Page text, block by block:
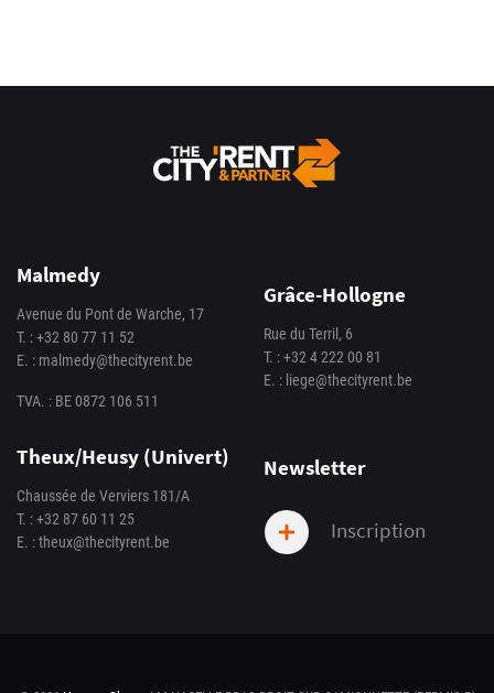
Malmedy
Avenue du Pont de Warche, 17
T. :+32 80 77 11 52
E. : malmedy@thecityrent.be
TVA. : BE 0872 106 511
Grâce-Hollogne
Rue du Terril, 6
T. :+32 4 222 00 81
E. : liege@thecityrent.be
Theux/Heusy (Univert)
Chaussée de Verviers 181/A
T. :+32 87 60 11 25
E. :theux@thecityrent.be
Newsletter
Inscription